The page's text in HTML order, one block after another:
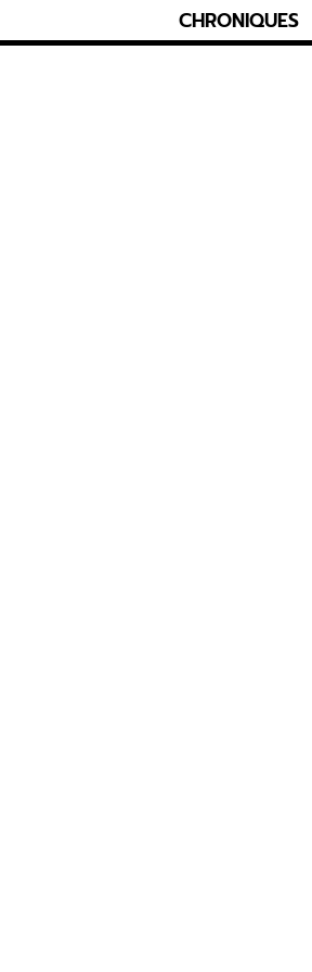
CHRONIQUES